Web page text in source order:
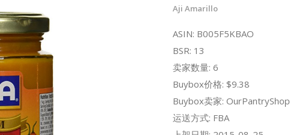
Aji Amarillo
ASIN: B005F5KBAO
BSR: 13
卖家数量: 6
Buybox价格: $9.38
Buybox卖家: OurPantryShop
运送方式: FBA